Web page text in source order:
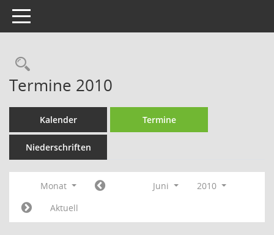
Toggle navigation
Termine 2010
Kalender Termine
Niederschriften
Monat Juni
2010
Aktuell